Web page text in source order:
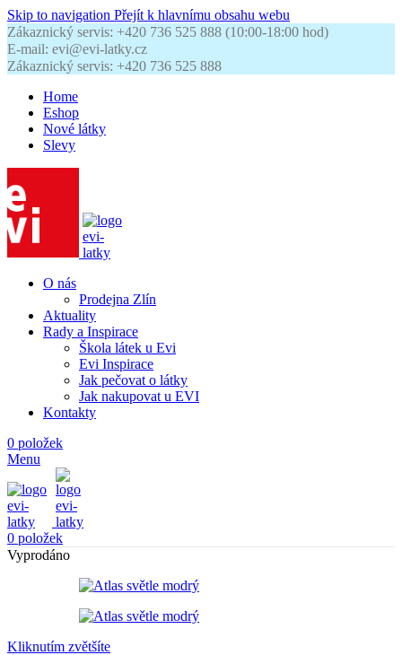
Skip to navigation Přejít k hlavnímu obsahu webu
Zákaznický servis: +420 736 525 888 (10:00-18:00 hod)
E-mail: evi@evi-latky.cz
Zákaznický servis: +420 736 525 888
Home
Eshop
Nové látky
Slevy
O nás
Prodejna Zlín
Aktuality
Rady a Inspirace
Škola látek u Evi
Evi Inspirace
Jak pečovat o látky
Jak nakupovat u EVI
Kontakty
0 položek
Menu
0 položek
Vyprodáno
Kliknutím zvětšíte